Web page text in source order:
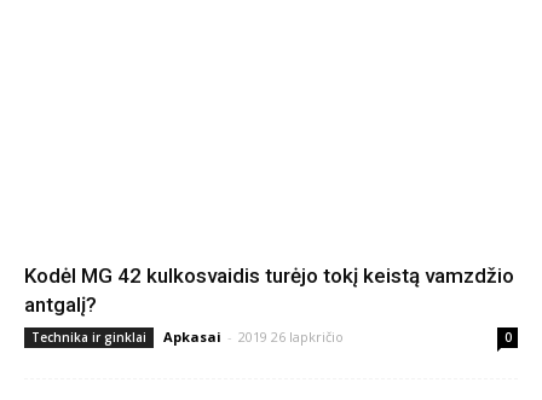
Kodėl MG 42 kulkosvaidis turėjo tokį keistą vamzdžio
antgalį?
Technika ir ginklai Apkasai - 2019 26 lapkričio 0